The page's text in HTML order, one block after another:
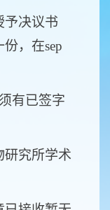
予决议书
，在sep
有已签字
研究所学术